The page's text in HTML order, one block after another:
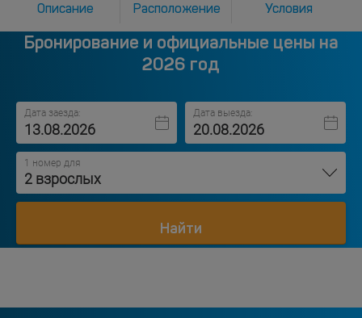
Описание Расположение Условия
Бронирование и официальные цены на
2026 год
Дата заезда: Дата выезда:
1 номер для
2 взрослых
Найти